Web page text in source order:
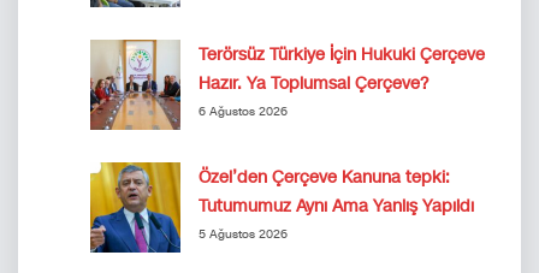
Terörsüz Türkiye İçin Hukuki Çerçeve
Hazır. Ya Toplumsal Çerçeve?
6 Ağustos 2026
Özel’den Çerçeve Kanuna tepki:
Tutumumuz Aynı Ama Yanlış Yapıldı
5 Ağustos 2026